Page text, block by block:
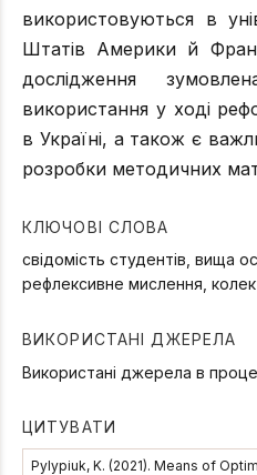
використовуються в
Штатів Америки й
дослідження
використання у ході
в Україні, а також є
розробки методичних
КЛЮЧОВІ СЛОВА
свідомість студентів, вища
рефлексивне мислення,
ВИКОРИСТАНІ ДЖЕРЕЛА
Використані джерела в
ЦИТУВАТИ
Pylypiuk, K. (2021). Means of